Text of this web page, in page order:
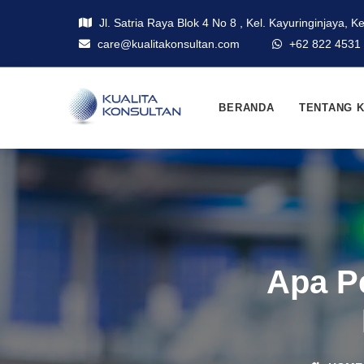
Jl. Satria Raya Blok 4 No 8 , Kel. Kayuringinjaya,
care@kualitakonsultan.com
+62 822 4531
BERANDA TENTANG
Apa